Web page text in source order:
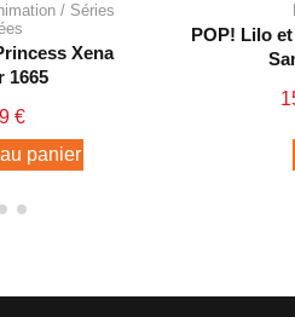
/ Séries
Xena
1665
€
panier
POP! Lilo